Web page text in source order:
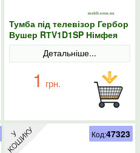
Тумба під телевізор Гербор
Вушер RТV1D1SP Німфея
альба/Білий глянець
Детальніше...
1 грн.
Код:47323